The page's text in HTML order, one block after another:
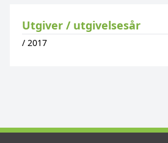
Utgiver / utgivelsesår
/ 2017